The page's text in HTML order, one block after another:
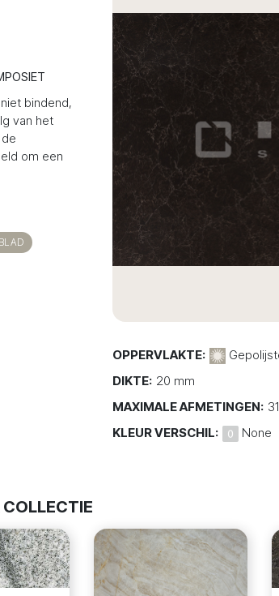
bindend,
van het
om een
OPPERVLAKTE:
DIKTE: 20 mm
MAXIMALE AFMETINGEN:
KLEUR VERSCHIL:
None
COLLECTIE